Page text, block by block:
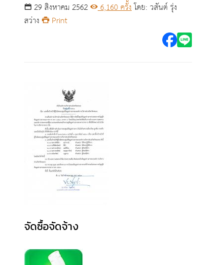
29 สิงหาคม 2562 6,160 ครั้งโดย: วสันต์ รุ่ง
สว่าง
Print
จัดซื้อจัดจ้าง